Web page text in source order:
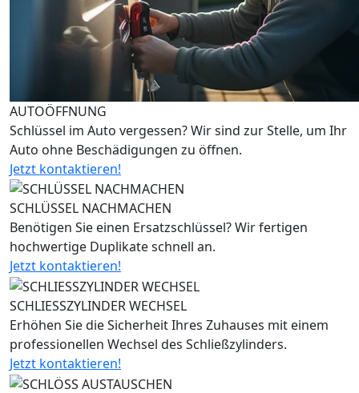
AUTOÖFFNUNG
Schlüssel im Auto vergessen? Wir sind zur Stelle, um Ihr
Auto ohne Beschädigungen zu öffnen.
Jetzt kontaktieren!
SCHLÜSSEL NACHMACHEN
Benötigen Sie einen Ersatzschlüssel? Wir fertigen
hochwertige Duplikate schnell an.
Jetzt kontaktieren!
SCHLIESSZYLINDER WECHSEL
Erhöhen Sie die Sicherheit Ihres Zuhauses mit einem
professionellen Wechsel des Schließzylinders.
Jetzt kontaktieren!